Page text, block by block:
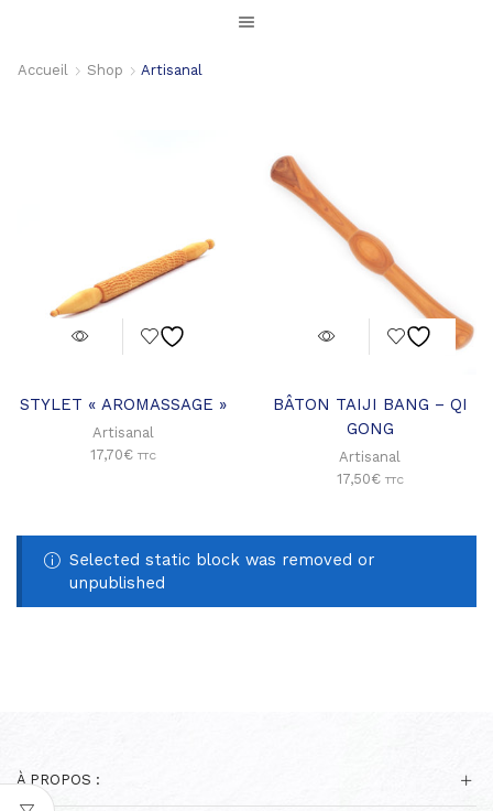
Accueil Shop Artisanal
STYLET « AROMASSAGE »
Artisanal
17,70€ TTC
BÂTON TAIJI BANG – QI
GONG
Artisanal
17,50€ TTC
Selected static block was removed or
unpublished
À PROPOS :